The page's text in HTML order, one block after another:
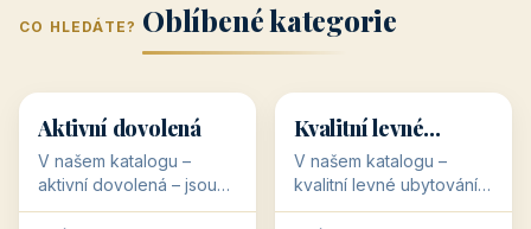
CO HLEDÁTE? Oblíbené kategorie
🥾 36 objektů
Aktivní dovolená
V našem katalogu –
aktivní dovolená – jsou
pro Vás připraveny
💰
💰
34 objektů
Kvalitní levné
ubytování
V našem katalogu –
kvalitní levné ubytování –
jsou pro Vás připraveny